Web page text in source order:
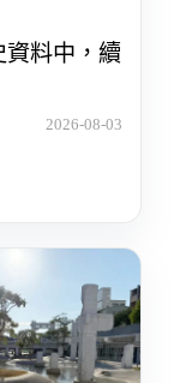
料中，續
2026-08-03